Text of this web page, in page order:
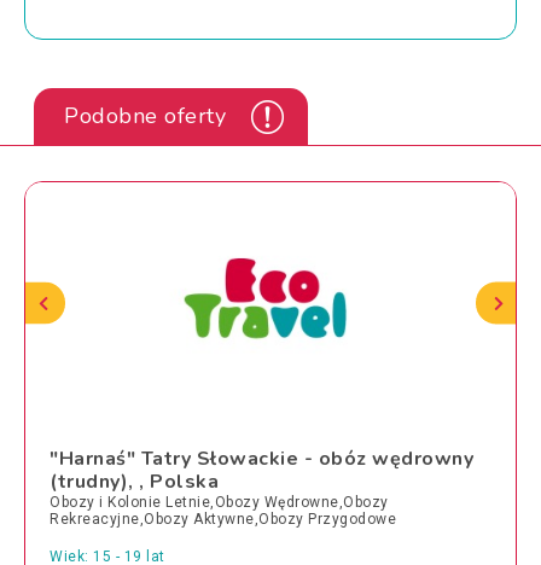
Podobne oferty
"Harnaś" Tatry Słowackie - obóz wędrowny
(trudny), , Polska
Obozy i Kolonie Letnie,Obozy Wędrowne,Obozy
Rekreacyjne,Obozy Aktywne,Obozy Przygodowe
Wiek: 15 - 19 lat